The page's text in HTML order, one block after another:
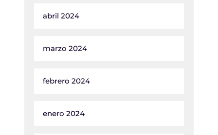
abril 2024
marzo 2024
febrero 2024
enero 2024